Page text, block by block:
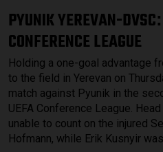
PYUNIK YEREVAN-DVSC:
CONFERENCE LEAGUE
Holding a one-goal advantage
to the field in Yerevan on
match against Pyunik in the
UEFA Conference League.
unable to count on the injured
Hofmann, while Erik Kusnyir